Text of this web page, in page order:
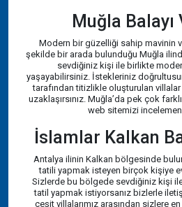
Muğla Balayı
Modern bir güzelliği sahip mavinin
şekilde bir arada bulunduğu Muğla
sevdiğiniz kişi ile birlikte
yaşayabilirsiniz. İstekleriniz
tarafından titizlikle oluşturulan villalar
uzaklaşırsınız. Muğla’da pek çok
web sitemizi
İslamlar Kalkan
Antalya ilinin Kalkan bölgesinde
tatili yapmak isteyen birçok kişiye
Sizlerde bu bölgede sevdiğiniz kişi
tatil yapmak istiyorsanız bizlerle
çeşit villalarımız arasından sizlere